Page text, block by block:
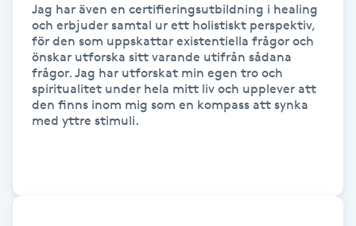
Idrottsmassage
IR-massage
Jag har även en certifieringsutbildning i healing
och erbjuder samtal ur ett holistiskt perspektiv,
för den som uppskattar existentiella frågor och
önskar utforska sitt varande utifrån sådana
frågor. Jag har utforskat min egen tro och
spiritualitet under hela mitt liv och upplever att
den finns inom mig som en kompass att synka
med yttre stimuli.